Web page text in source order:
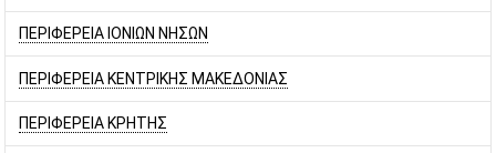
ΠΕΡΙΦΕΡΕΙΑ ΙΟΝΙΩΝ ΝΗΣΩΝ
ΠΕΡΙΦΕΡΕΙΑ ΚΕΝΤΡΙΚΗΣ ΜΑΚΕΔΟΝΙΑΣ
ΠΕΡΙΦΕΡΕΙΑ ΚΡΗΤΗΣ